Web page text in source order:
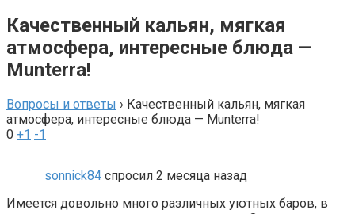
Качественный кальян, мягкая
атмосфера, интересные блюда —
Munterra!
Вопросы и ответы › Качественный кальян, мягкая
атмосфера, интересные блюда — Munterra!
0 +1 -1
sonnick84 спросил 2 месяца назад
Имеется довольно много различных уютных баров, в